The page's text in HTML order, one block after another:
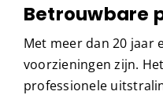
Betrouwbare
Met meer dan 20 jaar
voorzieningen zijn.
professionele